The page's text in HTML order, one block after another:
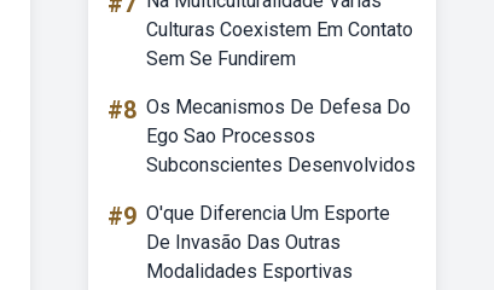
Culturas Coexistem Em Contato
Sem Se Fundirem
#8 Os Mecanismos De Defesa Do
Ego Sao Processos
Subconscientes Desenvolvidos
#9 O'que Diferencia Um Esporte
De Invasão Das Outras
Modalidades Esportivas